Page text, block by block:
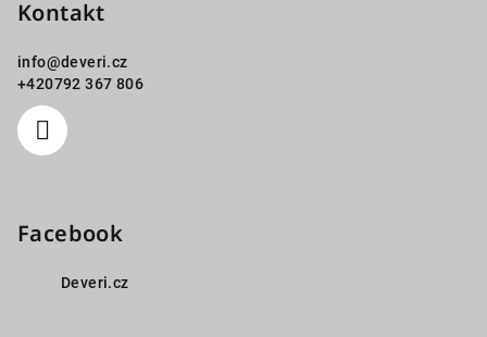
Kontakt
info@deveri.cz
+420792 367 806
Facebook
Deveri.cz